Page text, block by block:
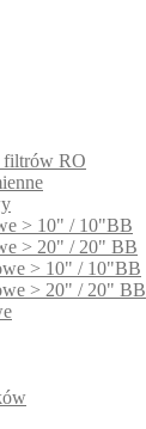
filtrów RO
> 10" / 10"BB
> 20" / 20" BB
> 10" / 10"BB
> 20" / 20" BB